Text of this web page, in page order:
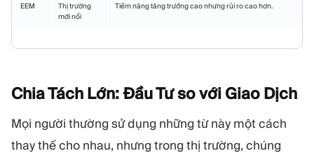
EEM
Thị trường
mới nổi
Tiềm năng tăng trưởng cao nhưng rủi ro cao hơn.
Chia Tách Lớn: Đầu Tư so với Giao Dịch
Mọi người thường sử dụng những từ này một cách
thay thế cho nhau, nhưng trong thị trường, chúng